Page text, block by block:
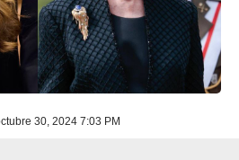
30, 2024 7:03 PM